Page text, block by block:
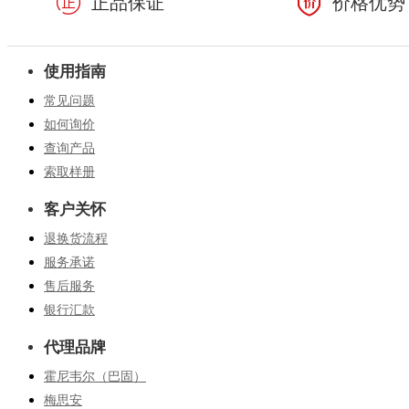
使用指南
常见问题
如何询价
查询产品
索取样册
客户关怀
退换货流程
服务承诺
售后服务
银行汇款
代理品牌
霍尼韦尔（巴固）
梅思安